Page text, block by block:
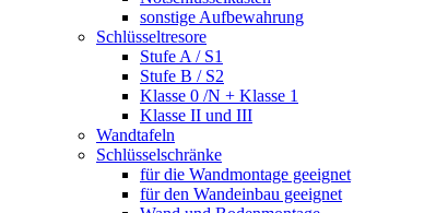
sonstige Aufbewahrung
Schlüsseltresore
Stufe A / S1
Stufe B / S2
Klasse 0 /N + Klasse 1
Klasse II und III
Wandtafeln
Schlüsselschränke
für die Wandmontage geeignet
für den Wandeinbau geeignet